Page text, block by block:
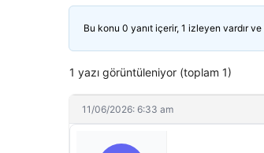
Bu konu 0 yanıt içerir, 1 izleyen vardır ve
1 yazı görüntüleniyor (toplam 1)
11/06/2026: 6:33 am